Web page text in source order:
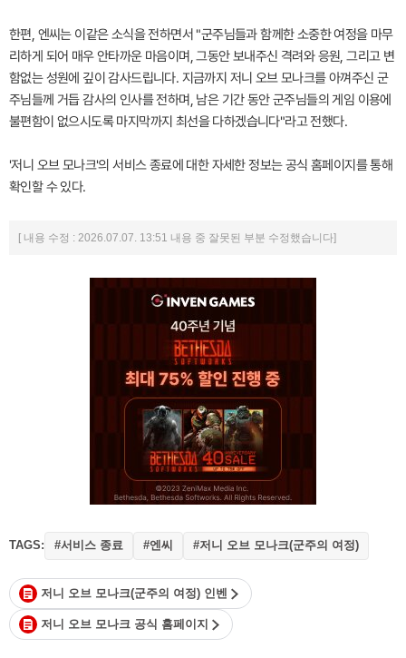
한편, 엔씨는 이같은 소식을 전하면서 "군주님들과 함께한 소중한 여정을 마무
리하게 되어 매우 안타까운 마음이며, 그동안 보내주신 격려와 응원, 그리고 변
함없는 성원에 깊이 감사드립니다. 지금까지 저니 오브 모나크를 아껴주신 군
주님들께 거듭 감사의 인사를 전하며, 남은 기간 동안 군주님들의 게임 이용에
불편함이 없으시도록 마지막까지 최선을 다하겠습니다"라고 전했다.
'저니 오브 모나크'의 서비스 종료에 대한 자세한 정보는 공식 홈페이지를 통해
확인할 수 있다.
[ 내용 수정 : 2026.07.07. 13:51 내용 중 잘못된 부분 수정했습니다]
TAGS: #서비스 종료 #엔씨 #저니 오브 모나크(군주의 여정)
저니 오브 모나크(군주의 여정) 인벤
저니 오브 모나크 공식 홈페이지